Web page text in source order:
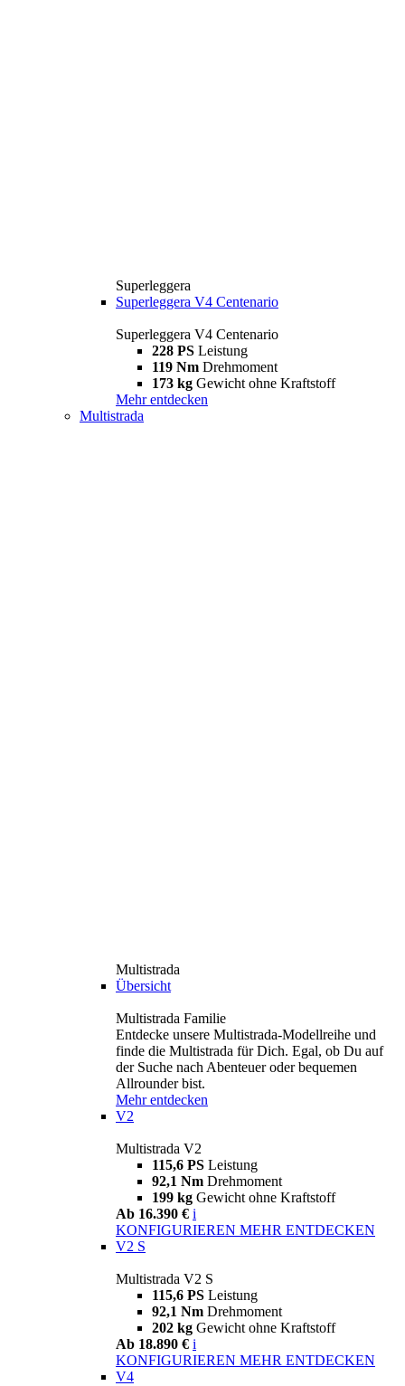
Superleggera
Superleggera V4 Centenario
Superleggera V4 Centenario
228 PS Leistung
119 Nm Drehmoment
173 kg Gewicht ohne Kraftstoff
Mehr entdecken
Multistrada
Multistrada
Übersicht
Multistrada Familie
Entdecke unsere Multistrada-Modellreihe und
finde die Multistrada für Dich. Egal, ob Du auf
der Suche nach Abenteuer oder bequemen
Allrounder bist.
Mehr entdecken
V2
Multistrada V2
115,6 PS Leistung
92,1 Nm Drehmoment
199 kg Gewicht ohne Kraftstoff
Ab 16.390 € i
KONFIGURIEREN MEHR ENTDECKEN
V2 S
Multistrada V2 S
115,6 PS Leistung
92,1 Nm Drehmoment
202 kg Gewicht ohne Kraftstoff
Ab 18.890 € i
KONFIGURIEREN MEHR ENTDECKEN
V4